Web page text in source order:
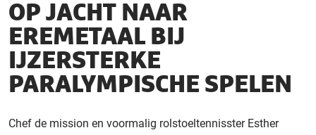
OP JACHT NAAR
EREMETAAL BIJ
IJZERSTERKE
PARALYMPISCHE SPELEN
Chef de mission en voormalig rolstoeltennisster Esther